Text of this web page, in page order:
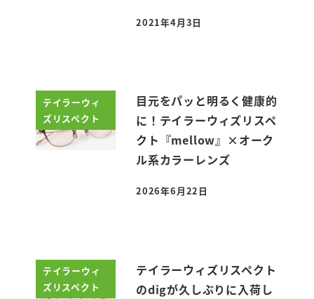
投稿日
2021年4月3日
テイラーウィ
ズリスペクト
目元をパッと明るく健康的
に！テイラーウィズリスペ
クト『mellow』×オーク
ル系カラーレンズ
投稿日
2026年6月22日
テイラーウィ
ズリスペクト
テイラーウィズリスペクト
のdigが久しぶりに入荷し